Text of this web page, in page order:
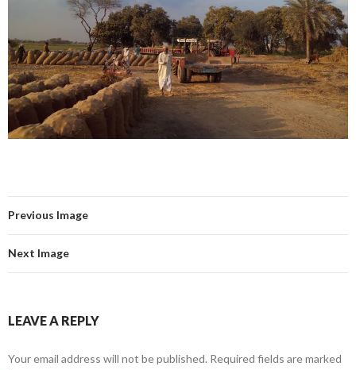
Previous Image
Next Image
LEAVE A REPLY
Your email address will not be published. Required fields are marked